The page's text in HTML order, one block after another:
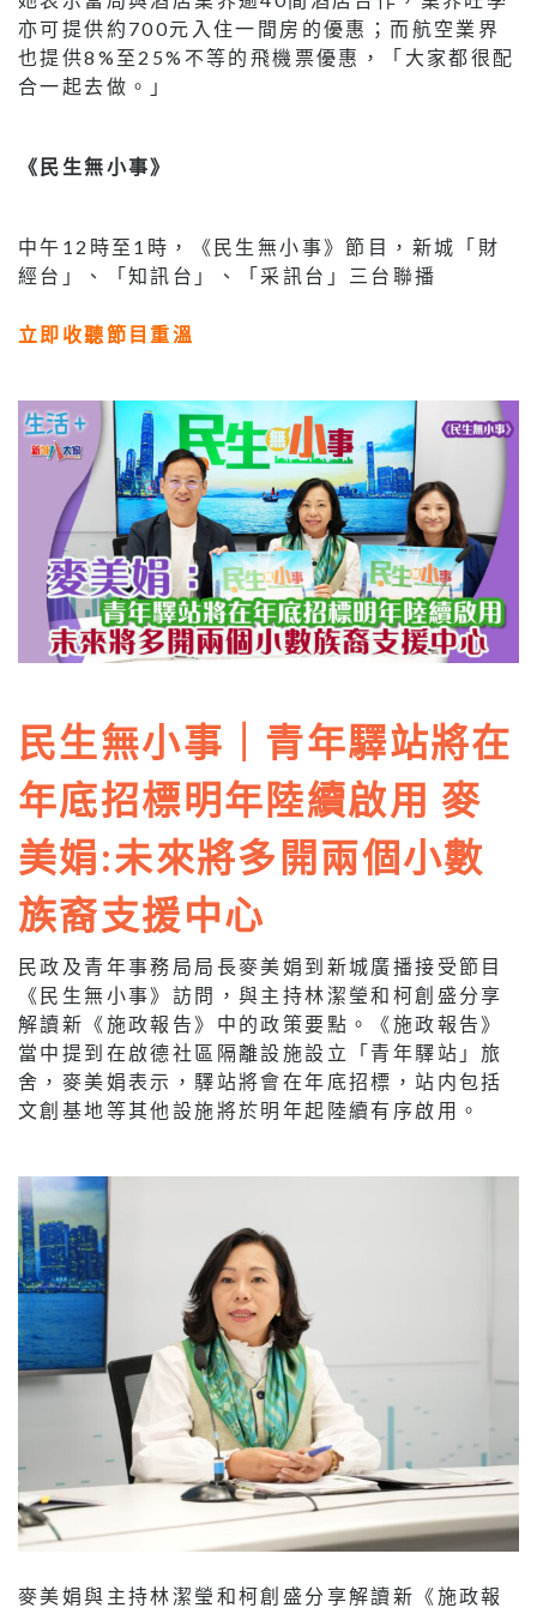
亦可提供約700元入住一間房的優惠；而航空業界
也提供8%至25%不等的飛機票優惠，「大家都很配
合一起去做。」
《民生無小事》
中午12時至1時，《民生無小事》節目，新城「財
經台」、「知訊台」、「采訊台」三台聯播
立即收聽節目重溫
民生無小事｜青年驛站將在
年底招標明年陸續啟用 麥
美娟:未來將多開兩個小數
族裔支援中心
民政及青年事務局局長麥美娟到新城廣播接受節目
《民生無小事》訪問，與主持林潔瑩和柯創盛分享
解讀新《施政報告》中的政策要點。《施政報告》
當中提到在啟德社區隔離設施設立「青年驛站」旅
舍，麥美娟表示，驛站將會在年底招標，站内包括
文創基地等其他設施將於明年起陸續有序啟用。
麥美娟與主持林潔瑩和柯創盛分享解讀新《施政報